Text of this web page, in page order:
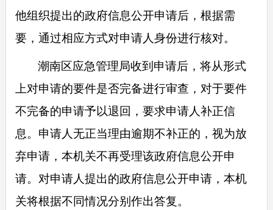
他组织提出的政府信息公开申请后，根据需
要，通过相应方式对申请人身份进行核对。
潮南区应急管理局收到申请后，将从形式
上对申请的要件是否完备进行审查，对于要件
不完备的申请予以退回，要求申请人补正信
息。申请人无正当理由逾期不补正的，视为放
弃申请，本机关不再受理该政府信息公开申
请。对申请人提出的政府信息公开申请，本机
关将根据不同情况分别作出答复。